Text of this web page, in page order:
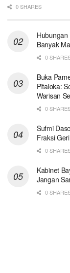
0 SHARES
Banyak
0
Buka
Pitaloka:
Warisan
0
Sufmi
Fraksi
0
Kabinet
Jangan
0